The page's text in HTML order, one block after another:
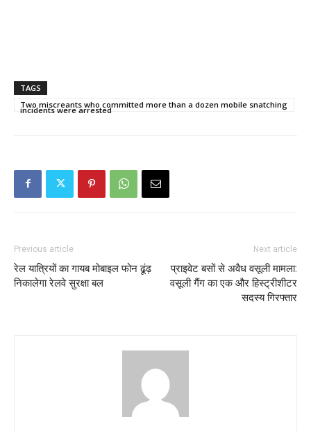
TAGS
Two miscreants who committed more than a dozen mobile snatching
incidents were arrested
Previous article
रेल यात्रियों का गायब मोबाइल फोन ढूंढ़
निकालेगा रेलवे सुरक्षा बल
Next article
प्राइवेट बसों से अवैध वसूली मामला:
वसूली गैंग का एक और हिस्ट्रीशीटर
सदस्य गिरफ्तार